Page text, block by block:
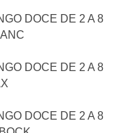
DOCE DE 2 A 8
DOCE DE 2 A 8
DOCE DE 2 A 8